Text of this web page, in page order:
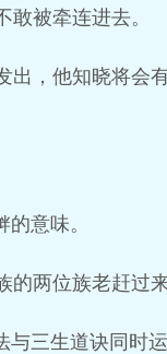
被牵连进去。
，他知晓将会
意味。
两位族老赶过
三生道诀同时